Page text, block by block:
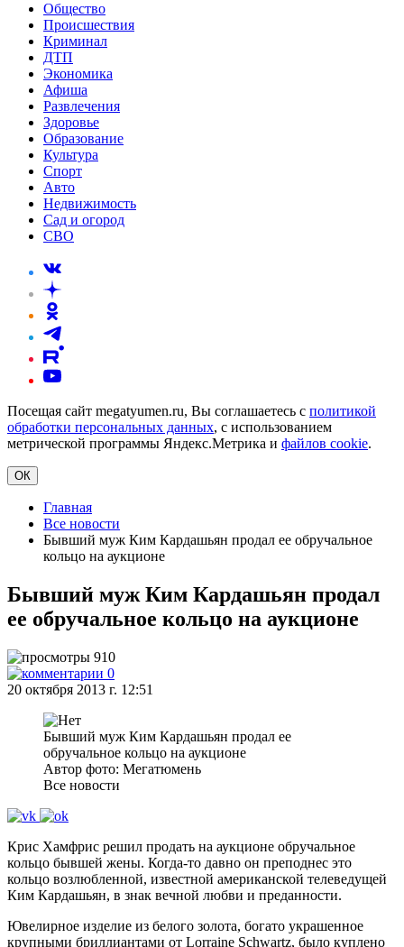
Общество
Происшествия
Криминал
ДТП
Экономика
Афиша
Развлечения
Здоровье
Образование
Культура
Спорт
Авто
Недвижимость
Сад и огород
СВО
Посещая сайт megatyumen.ru, Вы соглашаетесь с политикой
обработки персональных данных, с использованием
метрической программы Яндекс.Метрика и файлов cookie.
ОК
Главная
Все новости
Бывший муж Ким Кардашьян продал ее обручальное
кольцо на аукционе
Бывший муж Ким Кардашьян продал
ее обручальное кольцо на аукционе
910
0
20 октября 2013 г. 12:51
Бывший муж Ким Кардашьян продал ее
обручальное кольцо на аукционе
Автор фото: Мегатюмень
Все новости
Крис Хамфрис решил продать на аукционе обручальное
кольцо бывшей жены. Когда-то давно он преподнес это
кольцо возлюбленной, известной американской телеведущей
Ким Кардашьян, в знак вечной любви и преданности.
Ювелирное изделие из белого золота, богато украшенное
крупными бриллиантами от Lorraine Schwartz, было куплено